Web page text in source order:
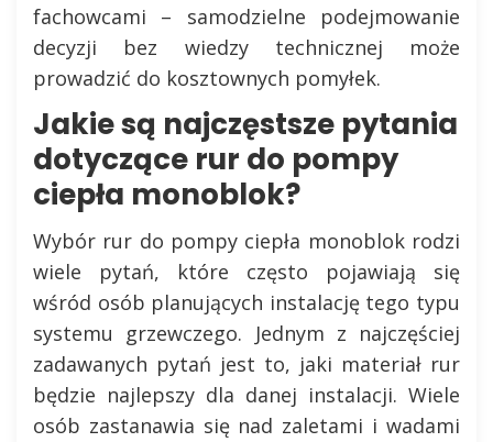
fachowcami – samodzielne podejmowanie
decyzji bez wiedzy technicznej może
prowadzić do kosztownych pomyłek.
Jakie są najczęstsze pytania
dotyczące rur do pompy
ciepła monoblok?
Wybór rur do pompy ciepła monoblok rodzi
wiele pytań, które często pojawiają się
wśród osób planujących instalację tego typu
systemu grzewczego. Jednym z najczęściej
zadawanych pytań jest to, jaki materiał rur
będzie najlepszy dla danej instalacji. Wiele
osób zastanawia się nad zaletami i wadami